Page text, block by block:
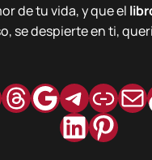
de tu vida, y que el
se despierte en ti,
Hilos
Google